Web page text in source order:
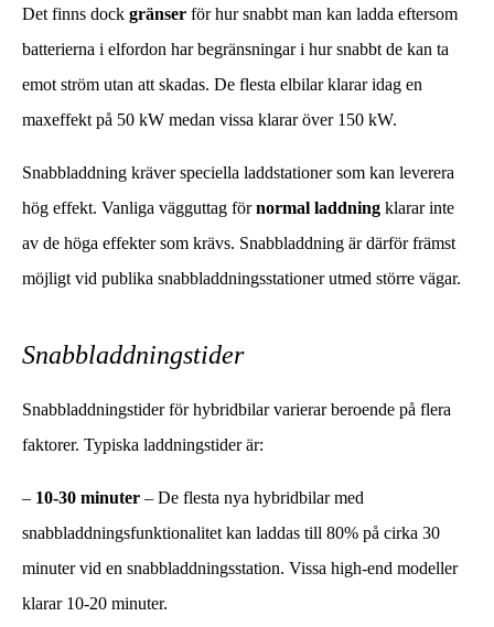
Det finns dock gränser för hur snabbt man kan ladda eftersom
batterierna i elfordon har begränsningar i hur snabbt de kan ta
emot ström utan att skadas. De flesta elbilar klarar idag en
maxeffekt på 50 kW medan vissa klarar över 150 kW.
Snabbladdning kräver speciella laddstationer som kan leverera
hög effekt. Vanliga vägguttag förnormal laddning klarar inte
av de höga effekter som krävs. Snabbladdning är därför främst
möjligt vid publika snabbladdningsstationer utmed större vägar.
Snabbladdningstider
Snabbladdningstider för hybridbilar varierar beroende på flera
faktorer. Typiska laddningstider är:
– 10-30 minuter – De flesta nya hybridbilar med
snabbladdningsfunktionalitet kan laddas till 80% på cirka 30
minuter vid en snabbladdningsstation. Vissa high-end modeller
klarar 10-20 minuter.